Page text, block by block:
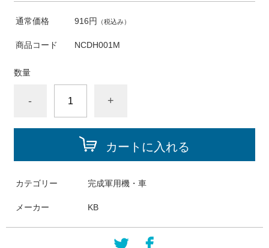
通常価格 916円 （税込み）
商品コード NCDH001M
数量
- +
カートに入れる
カテゴリー 完成軍用機・車
メーカー KB